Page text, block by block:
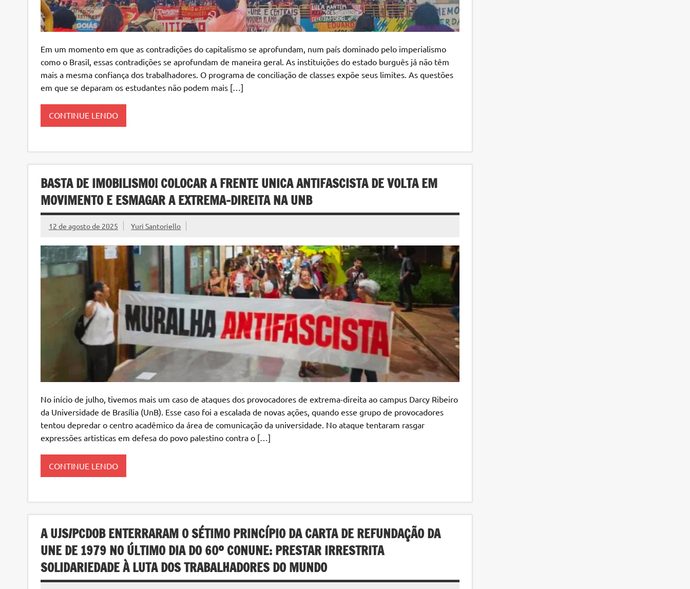
Em um momento em que as contradições do capitalismo se aprofundam, num país dominado pelo imperialismo
como o Brasil, essas contradições se aprofundam de maneira geral. As instituições do estado burguês já não têm
mais a mesma confiança dos trabalhadores. O programa de conciliação de classes expõe seus limites. As questões
em que se deparam os estudantes não podem mais […]
CONTINUE LENDO
BASTA DE IMOBILISMO! COLOCAR A FRENTE UNICA ANTIFASCISTA DE VOLTA EM
MOVIMENTO E ESMAGAR A EXTREMA-DIREITA NA UNB
12 de agosto de 2025 Yuri Santoriello
No início de julho, tivemos mais um caso de ataques dos provocadores de extrema-direita ao campus Darcy Ribeiro
da Universidade de Brasília (UnB). Esse caso foi a escalada de novas ações, quando esse grupo de provocadores
tentou depredar o centro acadêmico da área de comunicação da universidade. No ataque tentaram rasgar
expressões artisticas em defesa do povo palestino contra o […]
CONTINUE LENDO
A UJS/PCDOB ENTERRARAM O SÉTIMO PRINCÍPIO DA CARTA DE REFUNDAÇÃO DA
UNE DE 1979 NO ÚLTIMO DIA DO 60º CONUNE: PRESTAR IRRESTRITA
SOLIDARIEDADE À LUTA DOS TRABALHADORES DO MUNDO